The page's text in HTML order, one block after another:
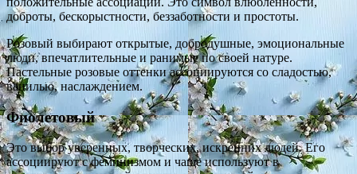
доброты, бескорыстности, беззаботности и простоты.
Розовый выбирают открытые, добродушные, эмоциональные
люди, впечатлительные и ранимые по своей натуре.
Пастельные розовые оттенки ассоциируются со сладостью,
ванилью, наслаждением.
Фиолетовый
Это выбор уверенных, творческих, искренних людей. Его
ассоциируют с феминизмом и чаще используют в